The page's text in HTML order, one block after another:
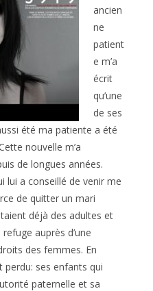
ancien
ne
patient
e m’a
écrit
qu’une
de ses
été ma patiente a été
nouvelle m’a
de longues années.
lui a conseillé de venir me
de quitter un mari
déjà des adultes et
auprès d’une
des femmes. En
ses enfants qui
paternelle et sa